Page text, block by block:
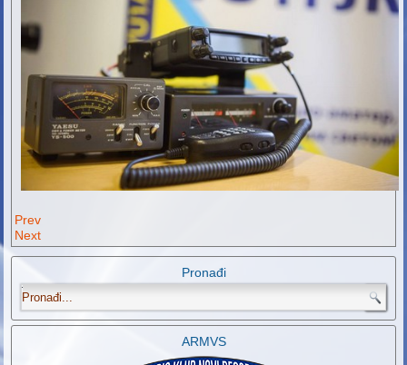
Prev
Next
Pronađi
.
ARMVS